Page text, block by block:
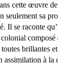
cette œuvre
seulement sa
Il se raconte
composé
brillantes
assimilation à la